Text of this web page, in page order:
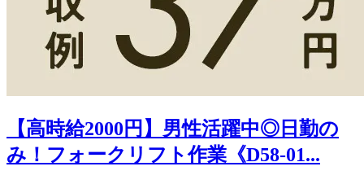
【高時給2000円】男性活躍中◎日勤の
み！フォークリフト作業《D58-01...